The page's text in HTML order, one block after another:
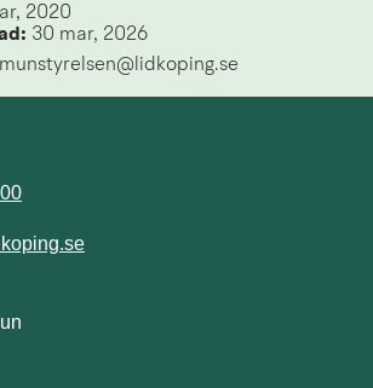
2020
30 mar, 2026